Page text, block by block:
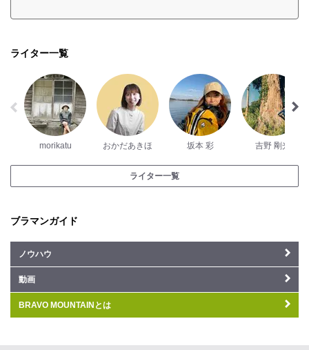
ライター一覧
morikatu おかだあきほ 坂本 彩 吉野 剛光
ライター一覧
ブラマンガイド
ノウハウ
動画
BRAVO MOUNTAINとは